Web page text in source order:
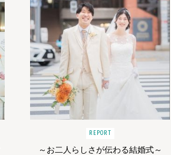
REPORT
～お二人らしさが伝わる結婚式～